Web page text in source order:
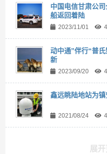
中国电信甘肃公
船返回着陆
2023/11/01
动中通”伴行“普
新
2023/09/20
鑫远眺陆地站为
2021/08/24
展